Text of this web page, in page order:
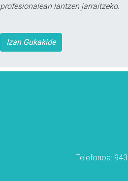
profesionalean lantzen jarraitzeko.
Izan Gukakide
Telefonoa: